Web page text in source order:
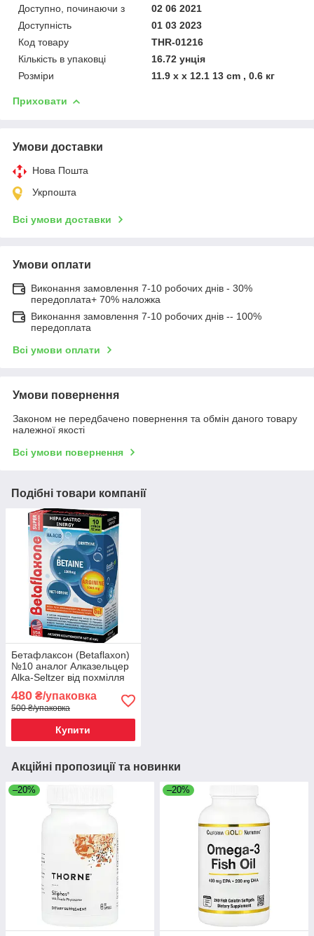
Доступно, починаючи з
02 06 2021
Доступність
01 03 2023
Код товару
THR-01216
Кількість в упаковці
16.72 унція
Розміри
11.9 x x 12.1 13 cm , 0.6 кг
Приховати
Умови доставки
Нова Пошта
Укрпошта
Всі умови доставки
Умови оплати
Виконання замовлення 7-10 робочих днів - 30%
передоплата+ 70% наложка
Виконання замовлення 7-10 робочих днів -- 100%
передоплата
Всі умови оплати
Умови повернення
Законом не передбачено повернення та обмін даного товару
належної якості
Всі умови повернення
Подібні товари компанії
Бетафлаксон (Betaflaxon)
№10 аналог Алказельцер
Alka-Seltzer від похмілля
480 ₴/упаковка
500 ₴/упаковка
Купити
Акційні пропозиції та новинки
–20% –20%